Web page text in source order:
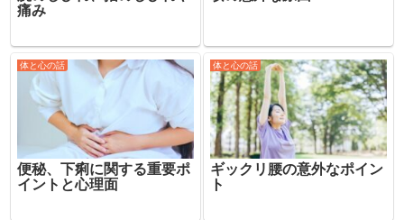
痛み
体と心の話
便秘、下痢に関する重要ポ
イントと心理面
体と心の話
ギックリ腰の意外なポイン
ト